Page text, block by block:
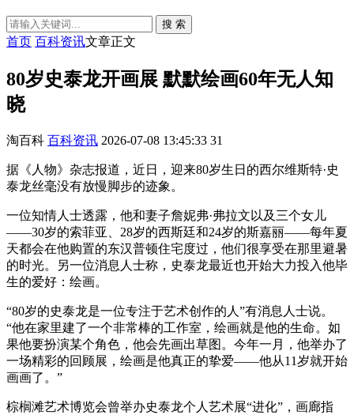
搜 索
首页 百科资讯文章正文
80岁史泰龙开画展 默默绘画60年无人知
晓
淘百科 百科资讯 2026-07-08 13:45:33 31
据《人物》杂志报道，近日，迎来80岁生日的西尔维斯特·史
泰龙丝毫没有放慢脚步的迹象。
一位知情人士透露，他和妻子詹妮弗·弗拉文以及三个女儿
——30岁的索菲亚、28岁的西斯廷和24岁的斯嘉丽——每年夏
天都会在他购置的东汉普顿住宅度过，他们很享受在那里避暑
的时光。另一位消息人士称，史泰龙最近也开始大力投入他毕
生的爱好：绘画。
“80岁的史泰龙是一位专注于艺术创作的人”有消息人士说。
“他在家里建了一个非常棒的工作室，绘画就是他的生命。如
果他要扮演某个角色，他会先画出草图。今年一月，他举办了
一场精彩的回顾展，绘画是他真正的挚爱——他从11岁就开始
画画了。”
棕榈滩艺术博览会曾举办史泰龙个人艺术展“进化”，画廊指